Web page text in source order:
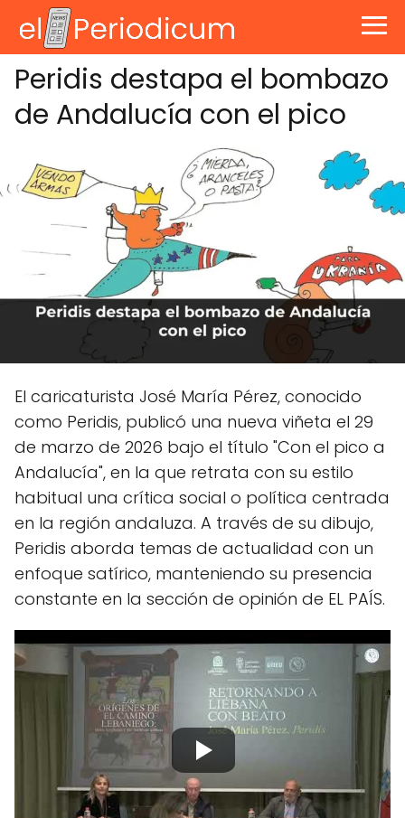
Peridis destapa el bombazo
de Andalucía con el pico
El caricaturista José María Pérez, conocido
como Peridis, publicó una nueva viñeta el 29
de marzo de 2026 bajo el título "Con el pico a
Andalucía", en la que retrata con su estilo
habitual una crítica social o política centrada
en la región andaluza. A través de su dibujo,
Peridis aborda temas de actualidad con un
enfoque satírico, manteniendo su presencia
constante en la sección de opinión de EL PAÍS.